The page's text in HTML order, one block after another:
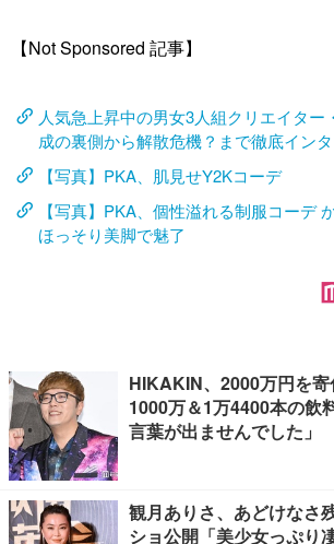
【Not Sponsored 記事】
人気急上昇中の男女3人組クリエイター
成の裏側から解散危機？まで徹底イン
【写真】PKA、肌見せY2Kコーデ
【写真】PKA、個性溢れる制服コーデ
ほっそり美脚で魅了
HIKAKIN、2000万円を
1000万＆1万4400本の飲
言葉が出ませんでした」
観月ありさ、あどけなさ
ショ公開「美少女っぷり